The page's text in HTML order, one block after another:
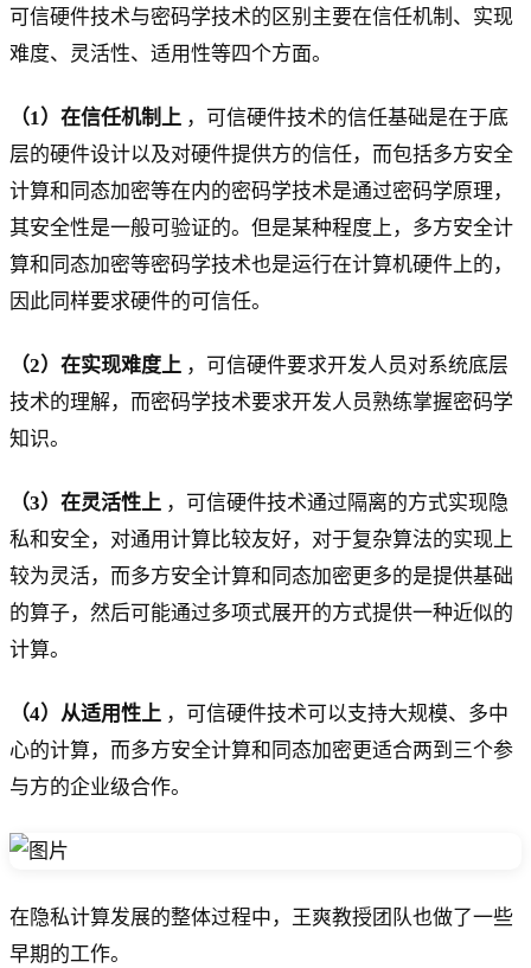
可信硬件技术与密码学技术的区别主要在信任机制、实现
难度、灵活性、适用性等四个方面。
（1）在信任机制上 ，可信硬件技术的信任基础是在于底
层的硬件设计以及对硬件提供方的信任，而包括多方安全
计算和同态加密等在内的密码学技术是通过密码学原理，
其安全性是一般可验证的。但是某种程度上，多方安全计
算和同态加密等密码学技术也是运行在计算机硬件上的，
因此同样要求硬件的可信任。
（2）在实现难度上 ，可信硬件要求开发人员对系统底层
技术的理解，而密码学技术要求开发人员熟练掌握密码学
知识。
（3）在灵活性上 ，可信硬件技术通过隔离的方式实现隐
私和安全，对通用计算比较友好，对于复杂算法的实现上
较为灵活，而多方安全计算和同态加密更多的是提供基础
的算子，然后可能通过多项式展开的方式提供一种近似的
计算。
（4）从适用性上 ，可信硬件技术可以支持大规模、多中
心的计算，而多方安全计算和同态加密更适合两到三个参
与方的企业级合作。
在隐私计算发展的整体过程中，王爽教授团队也做了一些
早期的工作。